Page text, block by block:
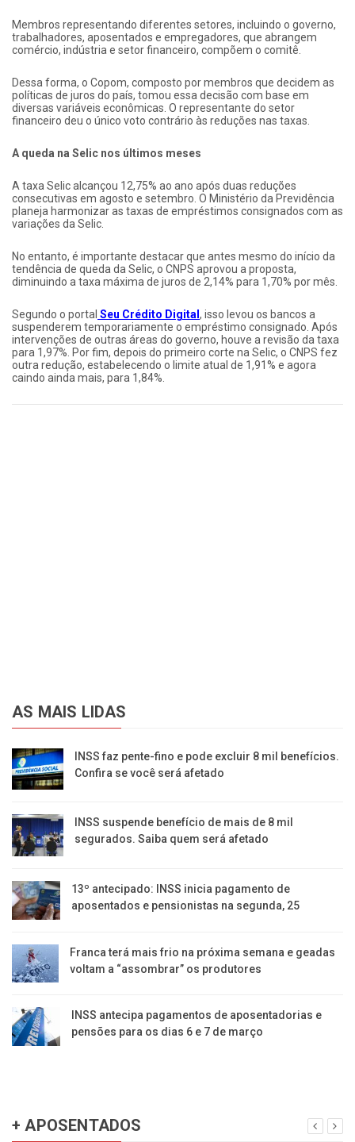
Membros representando diferentes setores, incluindo o governo,
trabalhadores, aposentados e empregadores, que abrangem
comércio, indústria e setor financeiro, compõem o comitê.
Dessa forma, o Copom, composto por membros que decidem as
políticas de juros do país, tomou essa decisão com base em
diversas variáveis econômicas. O representante do setor
financeiro deu o único voto contrário às reduções nas taxas.
A queda na Selic nos últimos meses
A taxa Selic alcançou 12,75% ao ano após duas reduções
consecutivas em agosto e setembro. O Ministério da Previdência
planeja harmonizar as taxas de empréstimos consignados com as
variações da Selic.
No entanto, é importante destacar que antes mesmo do início da
tendência de queda da Selic, o CNPS aprovou a proposta,
diminuindo a taxa máxima de juros de 2,14% para 1,70% por mês.
Segundo o portal Seu Crédito Digital , isso levou os bancos a
suspenderem temporariamente o empréstimo consignado. Após
intervenções de outras áreas do governo, houve a revisão da taxa
para 1,97%. Por fim, depois do primeiro corte na Selic, o CNPS fez
outra redução, estabelecendo o limite atual de 1,91% e agora
caindo ainda mais, para 1,84%.
AS MAIS LIDAS
INSS faz pente-fino e pode excluir 8 mil benefícios.
Confira se você será afetado
INSS suspende benefício de mais de 8 mil
segurados. Saiba quem será afetado
13º antecipado: INSS inicia pagamento de
aposentados e pensionistas na segunda, 25
Franca terá mais frio na próxima semana e geadas
voltam a “assombrar” os produtores
INSS antecipa pagamentos de aposentadorias e
pensões para os dias 6 e 7 de março
+ APOSENTADOS